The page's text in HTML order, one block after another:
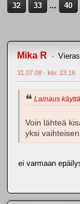
32
33 ... 40
Mika R Vieras
31.07.08 - klo: 23.16
Lainaus
Voin lähteä
yksi
ei varmaan